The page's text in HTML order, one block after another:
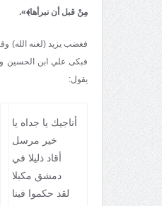
مِنْ قبل أن نبرأها﴾».
فغضب يزيد (لعنه الله)
فبكى علي ابن الحسين
يقول:
أناجيك يا جداه يا
خير مرسل
أقاد ذليلا في
دمشق مكبلا
لقد حكموا فينا